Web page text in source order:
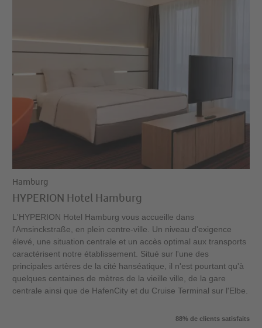
Hamburg
HYPERION Hotel Hamburg
L'HYPERION Hotel Hamburg vous accueille dans
l'Amsinckstraße, en plein centre-ville. Un niveau d'exigence
élevé, une situation centrale et un accès optimal aux transports
caractérisent notre établissement. Situé sur l'une des
principales artères de la cité hanséatique, il n'est pourtant qu'à
quelques centaines de mètres de la vieille ville, de la gare
centrale ainsi que de HafenCity et du Cruise Terminal sur l'Elbe.
88% de clients satisfaits